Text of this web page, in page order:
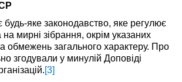
будь-яке законодавство, яке регулює
мирні зібрання, окрім указаних
обмежень загального характеру. Про
згодували у минулій Доповіді
[3]